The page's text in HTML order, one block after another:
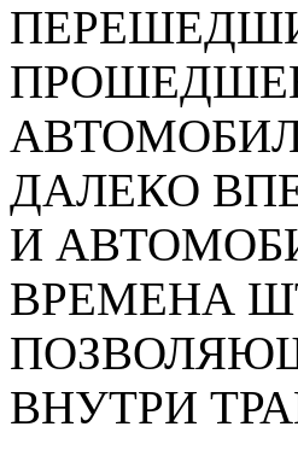
ДАЛЕКО
И
ВРЕМЕНА
ВНУТРИ